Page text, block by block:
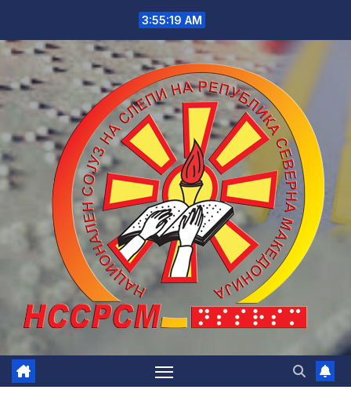
content
3:55:19 AM